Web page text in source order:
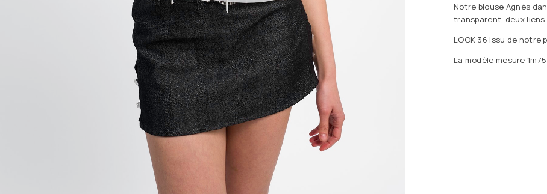
Notre blouse Agnès
transparent, deux
LOOK 36 issu de notre
La modèle mesure